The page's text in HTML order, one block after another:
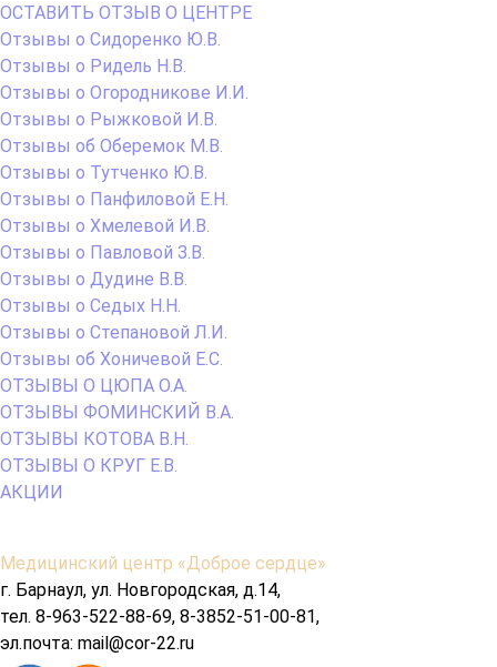
ОСТАВИТЬ ОТЗЫВ О ЦЕНТРЕ
Отзывы о Сидоренко Ю.В.
Отзывы о Ридель Н.В.
Отзывы о Огородникове И.И.
Отзывы о Рыжковой И.В.
Отзывы об Оберемок М.В.
Отзывы о Тутченко Ю.В.
Отзывы о Панфиловой Е.Н.
Отзывы о Хмелевой И.В.
Отзывы о Павловой З.В.
Отзывы о Дудине В.В.
Отзывы о Седых Н.Н.
Отзывы о Степановой Л.И.
Отзывы об Хоничевой Е.С.
ОТЗЫВЫ О ЦЮПА О.А.
ОТЗЫВЫ ФОМИНСКИЙ В.А.
ОТЗЫВЫ КОТОВА В.Н.
ОТЗЫВЫ О КРУГ Е.В.
АКЦИИ
Содержимое
подвала
Медицинский центр «Доброе сердце»
г. Барнаул, ул. Новгородская, д.14,
тел. 8-963-522-88-69, 8-3852-51-00-81,
эл.почта: mail@cor-22.ru